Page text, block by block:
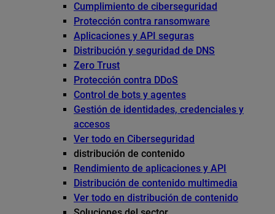
Cumplimiento de ciberseguridad
Protección contra ransomware
Aplicaciones y API seguras
Distribución y seguridad de DNS
Zero Trust
Protección contra DDoS
Control de bots y agentes
Gestión de identidades, credenciales y
accesos
Ver todo en Ciberseguridad
distribución de contenido
Rendimiento de aplicaciones y API
Distribución de contenido multimedia
Ver todo en distribución de contenido